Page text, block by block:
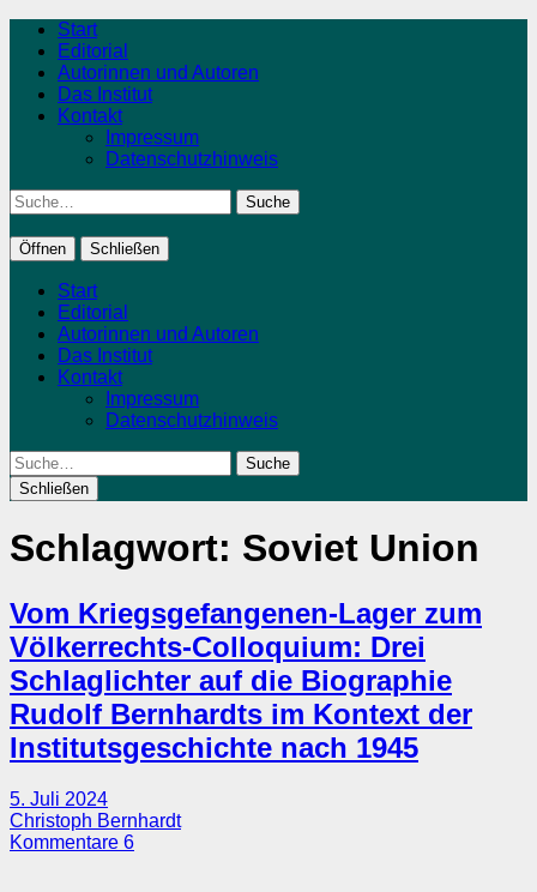
Start
Editorial
Autorinnen und Autoren
Das Institut
Kontakt
Impressum
Datenschutzhinweis
Suche
Öffnen Schließen
Start
Editorial
Autorinnen und Autoren
Das Institut
Kontakt
Impressum
Datenschutzhinweis
Suche
Schließen
Schlagwort: Soviet Union
Vom Kriegsgefangenen-Lager zum
Völkerrechts-Colloquium: Drei
Schlaglichter auf die Biographie
Rudolf Bernhardts im Kontext der
Institutsgeschichte nach 1945
5. Juli 2024
Christoph Bernhardt
Kommentare 6